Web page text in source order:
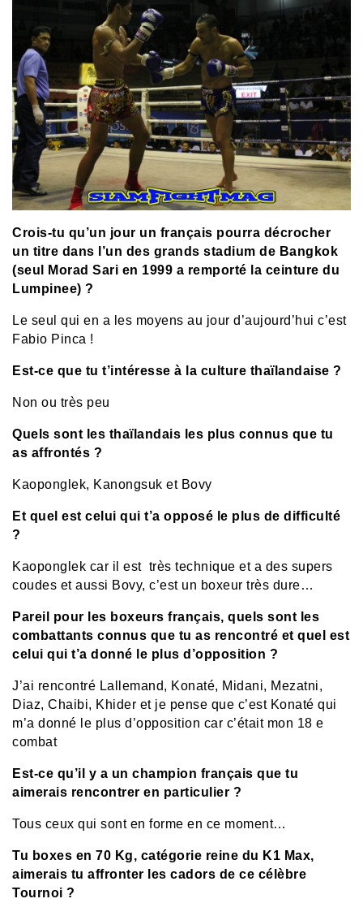
Crois-tu qu’un jour un français pourra décrocher
un titre dans l’un des grands stadium de Bangkok
(seul Morad Sari en 1999 a remporté la ceinture du
Lumpinee) ?
Le seul qui en a les moyens au jour d’aujourd’hui c’est
Fabio Pinca !
Est-ce que tu t’intéresse à la culture thaïlandaise ?
Non ou très peu
Quels sont les thaïlandais les plus connus que tu
as affrontés ?
Kaoponglek, Kanongsuk et Bovy
Et quel est celui qui t’a opposé le plus de difficulté
?
Kaoponglek car il est très technique et a des supers
coudes et aussi Bovy, c’est un boxeur très dure…
Pareil pour les boxeurs français, quels sont les
combattants connus que tu as rencontré et quel est
celui qui t’a donné le plus d’opposition ?
J’ai rencontré Lallemand, Konaté, Midani, Mezatni,
Diaz, Chaibi, Khider et je pense que c’est Konaté qui
m’a donné le plus d’opposition car c’était mon 18 e
combat
Est-ce qu’il y a un champion français que tu
aimerais rencontrer en particulier ?
Tous ceux qui sont en forme en ce moment…
Tu boxes en 70 Kg, catégorie reine du K1 Max,
aimerais tu affronter les cadors de ce célèbre
Tournoi ?